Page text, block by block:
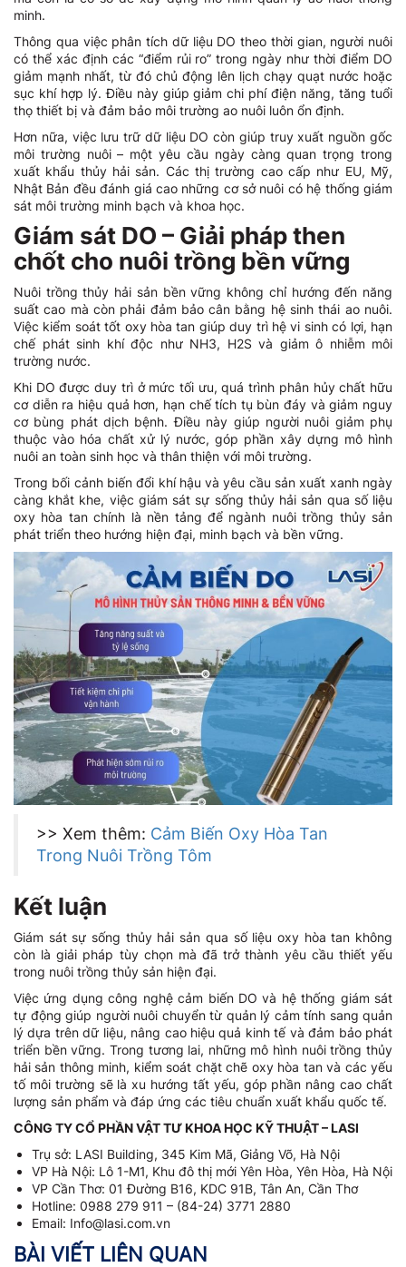
minh.
Thông qua việc phân tích dữ liệu DO theo thời gian, người nuôi
có thể xác định các “điểm rủi ro” trong ngày như thời điểm DO
giảm mạnh nhất, từ đó chủ động lên lịch chạy quạt nước hoặc
sục khí hợp lý. Điều này giúp giảm chi phí điện năng, tăng tuổi
thọ thiết bị và đảm bảo môi trường ao nuôi luôn ổn định.
Hơn nữa, việc lưu trữ dữ liệu DO còn giúp truy xuất nguồn gốc
môi trường nuôi – một yêu cầu ngày càng quan trọng trong
xuất khẩu thủy hải sản. Các thị trường cao cấp như EU, Mỹ,
Nhật Bản đều đánh giá cao những cơ sở nuôi có hệ thống giám
sát môi trường minh bạch và khoa học.
Giám sát DO – Giải pháp then
chốt cho nuôi trồng bền vững
Nuôi trồng thủy hải sản bền vững không chỉ hướng đến năng
suất cao mà còn phải đảm bảo cân bằng hệ sinh thái ao nuôi.
Việc kiểm soát tốt oxy hòa tan giúp duy trì hệ vi sinh có lợi, hạn
chế phát sinh khí độc như NH3, H2S và giảm ô nhiễm môi
trường nước.
Khi DO được duy trì ở mức tối ưu, quá trình phân hủy chất hữu
cơ diễn ra hiệu quả hơn, hạn chế tích tụ bùn đáy và giảm nguy
cơ bùng phát dịch bệnh. Điều này giúp người nuôi giảm phụ
thuộc vào hóa chất xử lý nước, góp phần xây dựng mô hình
nuôi an toàn sinh học và thân thiện với môi trường.
Trong bối cảnh biến đổi khí hậu và yêu cầu sản xuất xanh ngày
càng khắt khe, việc giám sát sự sống thủy hải sản qua số liệu
oxy hòa tan chính là nền tảng để ngành nuôi trồng thủy sản
phát triển theo hướng hiện đại, minh bạch và bền vững.
>> Xem thêm: Cảm Biến Oxy Hòa Tan
Trong Nuôi Trồng Tôm
Kết luận
Giám sát sự sống thủy hải sản qua số liệu oxy hòa tan không
còn là giải pháp tùy chọn mà đã trở thành yêu cầu thiết yếu
trong nuôi trồng thủy sản hiện đại.
Việc ứng dụng công nghệ cảm biến DO và hệ thống giám sát
tự động giúp người nuôi chuyển từ quản lý cảm tính sang quản
lý dựa trên dữ liệu, nâng cao hiệu quả kinh tế và đảm bảo phát
triển bền vững. Trong tương lai, những mô hình nuôi trồng thủy
hải sản thông minh, kiểm soát chặt chẽ oxy hòa tan và các yếu
tố môi trường sẽ là xu hướng tất yếu, góp phần nâng cao chất
lượng sản phẩm và đáp ứng các tiêu chuẩn xuất khẩu quốc tế.
CÔNG TY CỔ PHẦN VẬT TƯ KHOA HỌC KỸ THUẬT – LASI
Trụ sở: LASI Building, 345 Kim Mã, Giảng Võ, Hà Nội
VP Hà Nội: Lô 1-M1, Khu đô thị mới Yên Hòa, Yên Hòa, Hà Nội
VP Cần Thơ: 01 Đường B16, KDC 91B, Tân An, Cần Thơ
Hotline: 0988 279 911 – (84-24) 3771 2880
Email: Info@lasi.com.vn
BÀI VIẾT LIÊN QUAN